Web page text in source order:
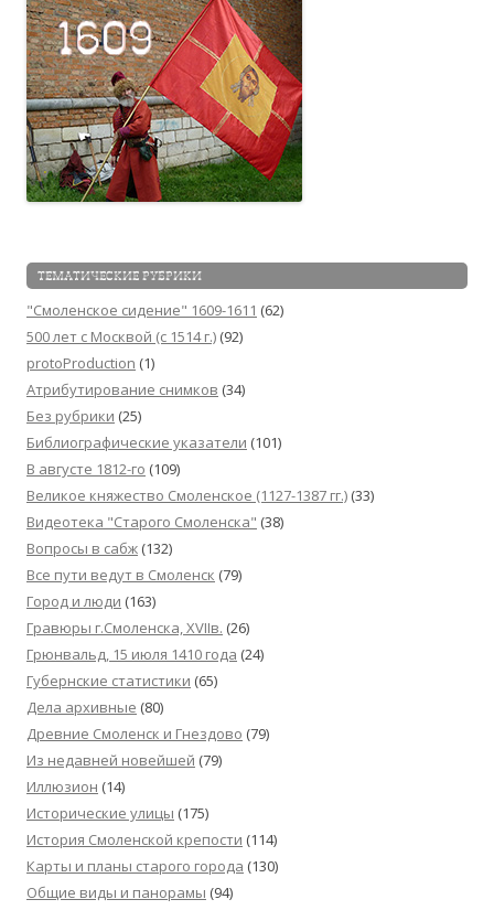
ТЕМАТИЧЕСКИЕ РУБРИКИ
"Смоленское сидение" 1609-1611 (62)
500 лет с Москвой (c 1514 г.) (92)
protoProduction (1)
Атрибутирование снимков (34)
Без рубрики (25)
Библиографические указатели (101)
В августе 1812-го (109)
Великое княжество Смоленское (1127-1387 гг.) (33)
Видеотека "Cтарого Смоленска" (38)
Вопросы в сабж (132)
Все пути ведут в Смоленск (79)
Город и люди (163)
Гравюры г.Смоленска, XVIIв. (26)
Грюнвальд, 15 июля 1410 года (24)
Губернские статистики (65)
Дела архивные (80)
Древние Смоленск и Гнездово (79)
Из недавней новейшей (79)
Иллюзион (14)
Исторические улицы (175)
История Смоленской крепости (114)
Карты и планы старого города (130)
Общие виды и панорамы (94)